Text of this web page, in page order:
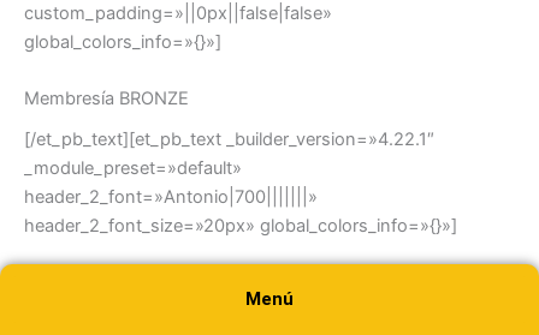
Menú
custom_padding=»||0px||false|false»
global_colors_info=»{}»]
Membresía BRONZE
[/et_pb_text][et_pb_text _builder_version=»4.22.1″
_module_preset=»default»
header_2_font=»Antonio|700|||||||»
header_2_font_size=»20px» global_colors_info=»{}»]